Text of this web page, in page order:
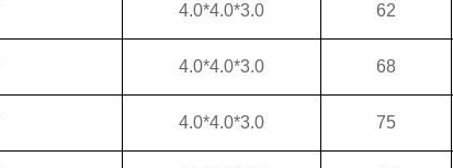
4.0*4.0*3.0 62
4.0*4.0*3.0 68
4.0*4.0*3.0 75